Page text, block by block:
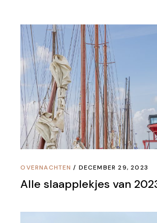
OVERNACHTEN DECEMBER 29, 2023
Alle slaapplekjes van